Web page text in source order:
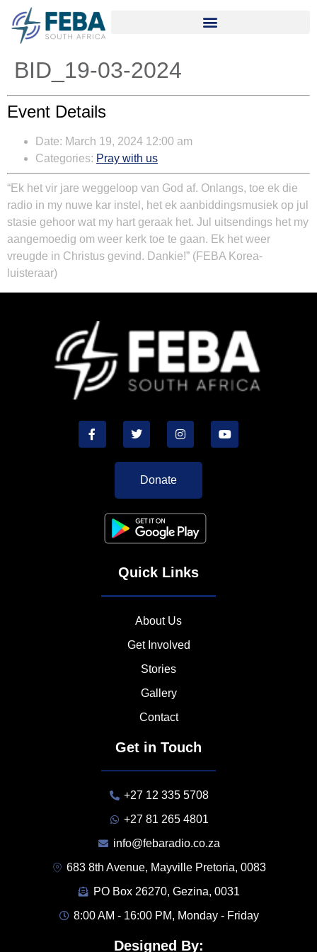
BID_19-03-2024
Event Details
Date: March 19, 2024 12:00 am
Categories: Pray with us
“Ek het vir jare weggeloop van God af. Onlangs, toe ek die
radio in my nuwe kar instel, het ek aanbiddingsmusiek op jul
stasie gehoor wat my hart geraak het. Jul uitsendings het my
aangemoedig om weer kerk toe te gaan. Ek het weer
vreugde in Christus gevind. Dankie!” (FEBA Korea-
luisteraar)
Donate
Quick Links
About Us
Get Involved
Stories
Gallery
Contact
Get in Touch
+27 12 335 5708
+27 81 265 4801
info@febaradio.co.za
683 8th Avenue, Mayville Pretoria, 0083
PO Box 26270, Gezina, 0031
8:00 AM - 16:00 PM, Monday - Friday
Designed By: